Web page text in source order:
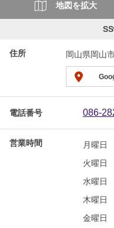
住所 岡山県岡山
電話番号 086-
営業時間 月曜日
火曜日
水曜日
木曜日
金曜日
地図を拡大